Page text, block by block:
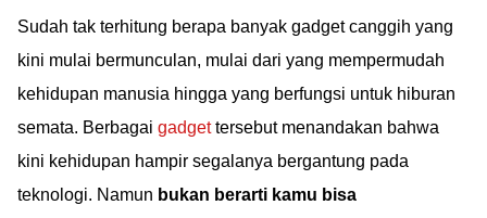
Sudah tak terhitung berapa banyak gadget canggih yang
kini mulai bermunculan, mulai dari yang mempermudah
kehidupan manusia hingga yang berfungsi untuk hiburan
semata. Berbagai gadgettersebut menandakan bahwa
kini kehidupan hampir segalanya bergantung pada
teknologi. Namun bukan berarti kamu bisa